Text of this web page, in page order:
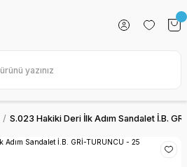
S.023 Hakiki Deri İlk Adım Sandalet İ.B.